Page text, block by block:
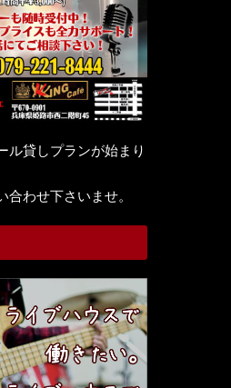
ル貸しプランが始まり
わせ下さいませ。